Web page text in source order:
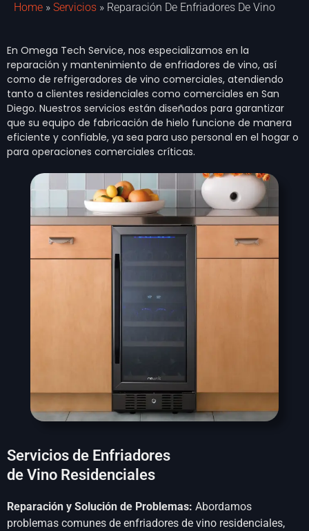
Home » Servicios » Reparación De Enfriadores De Vino
En Omega Tech Service, nos especializamos en la
reparación y mantenimiento de enfriadores de vino, así
como de refrigeradores de vino comerciales, atendiendo
tanto a clientes residenciales como comerciales en San
Diego. Nuestros servicios están diseñados para garantizar
que su equipo de fabricación de hielo funcione de manera
eficiente y confiable, ya sea para uso personal en el hogar o
para operaciones comerciales críticas.
Servicios de Enfriadores
de Vino Residenciales
Reparación y Solución de Problemas: Abordamos
problemas comunes de enfriadores de vino residenciales,